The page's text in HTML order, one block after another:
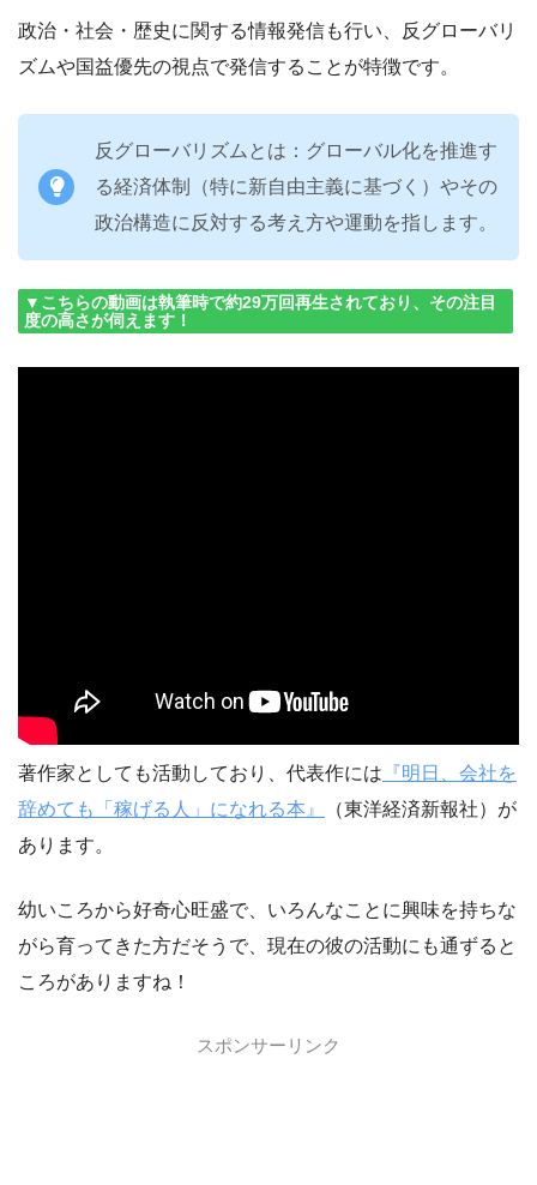
政治・社会・歴史に関する情報発信も行い、反グローバリ
ズムや国益優先の視点で発信することが特徴です。
反グローバリズムとは：グローバル化を推進す
る経済体制（特に新自由主義に基づく）やその
政治構造に反対する考え方や運動を指します。
▼こちらの動画は執筆時で約29万回再生されており、その注目
度の高さが伺えます！
著作家としても活動しており、代表作には 『明日、会社を
辞めても「稼げる人」になれる本』
（東洋経済新報社）が
あります。
幼いころから好奇心旺盛で、いろんなことに興味を持ちな
がら育ってきた方だそうで、現在の彼の活動にも通ずると
ころがありますね！
スポンサーリンク